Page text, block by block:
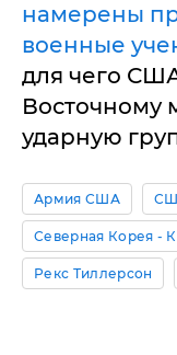
намерены
военные
для чего
Восточному
ударную
Армия США
Северная Корея -
Рекс Тиллерсон